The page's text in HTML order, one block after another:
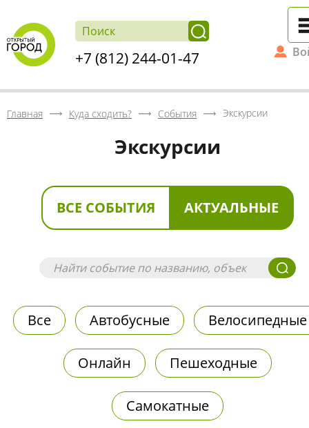
+7 (812) 244-01-47
Главная Куда сходить? События Экскурсии
Экскурсии
ВСЕ СОБЫТИЯ АКТУАЛЬНЫЕ
Все Автобусные Велосипедные
Онлайн Пешеходные
Самокатные